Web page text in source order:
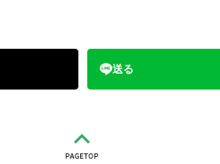
送る